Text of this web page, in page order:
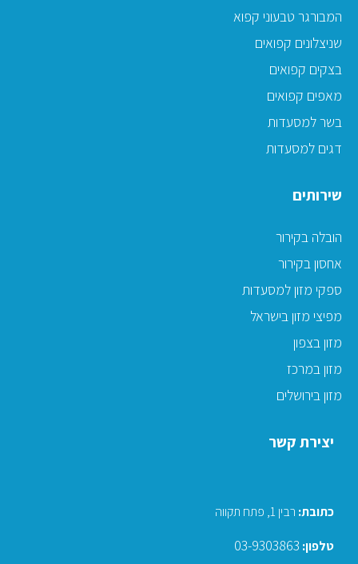
המבורגר טבעוני קפוא
שניצלונים קפואים
בצקים קפואים
מאפים קפואים
בשר למסעדות
דגים למסעדות
שירותים
הובלה בקירור
אחסון בקירור
ספקי מזון למסעדות
מפיצי מזון בישראל
מזון בצפון
מזון במרכז
מזון בירושלים
יצירת קשר
כתובת: רבין 1, פתח תקווה
טלפון: 03-9303863